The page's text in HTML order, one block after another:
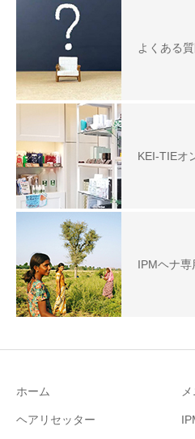
よくある
KEI-TIEオ
IPMヘナ
ホーム
ヘアリセッター